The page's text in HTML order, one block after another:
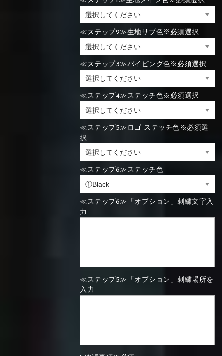
≪ステップ2≫生地サブ色※必須選択
≪ステップ3≫パイピング色※必須選択
≪ステップ4≫ステッチ色※必須選択
≪ステップ5≫ロゴ ステッチ色※必須選
択
≪ステップ6≫ステッチ色
≪ステップ6≫「オプション」刺繍文字入
力
≪ステップ5≫「オプション」刺繍場所を
入力